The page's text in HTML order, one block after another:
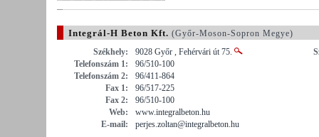
Integrál-H Beton Kft. (Győr-Moson-Sopron Megye)
Székhely:
9028 Győr , Fehérvári út 75.
Telefonszám 1:
96/510-100
Telefonszám 2:
96/411-864
Fax 1:
96/517-225
Fax 2:
96/510-100
Web:
www.integralbeton.hu
E-mail:
perjes.zoltan@integralbeton.hu